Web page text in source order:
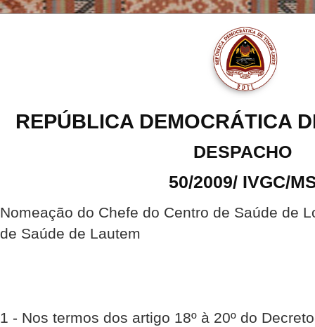
REPÚBLICA DEMOCRÁTICA
DESPACHO
50/2009/ IVGC/
Nomeação do Chefe do Centro de Saúde de
de Saúde de Lautem
1 - Nos termos dos artigo 18º à 20º do